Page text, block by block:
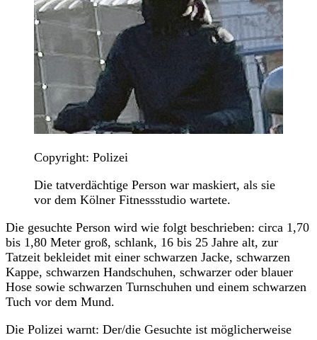
Copyright: Polizei
Die tatverdächtige Person war maskiert, als sie
vor dem Kölner Fitnessstudio wartete.
Die gesuchte Person wird wie folgt beschrieben: circa 1,70
bis 1,80 Meter groß, schlank, 16 bis 25 Jahre alt, zur
Tatzeit bekleidet mit einer schwarzen Jacke, schwarzen
Kappe, schwarzen Handschuhen, schwarzer oder blauer
Hose sowie schwarzen Turnschuhen und einem schwarzen
Tuch vor dem Mund.
Die Polizei warnt: Der/die Gesuchte ist möglicherweise